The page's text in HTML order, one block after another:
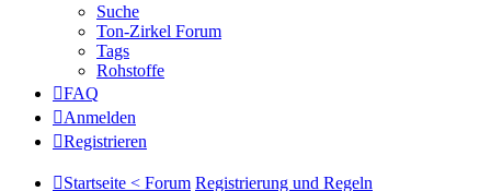
Suche
Ton-Zirkel Forum
Tags
Rohstoffe
FAQ
Anmelden
Registrieren
Startseite < Forum Registrierung und Regeln